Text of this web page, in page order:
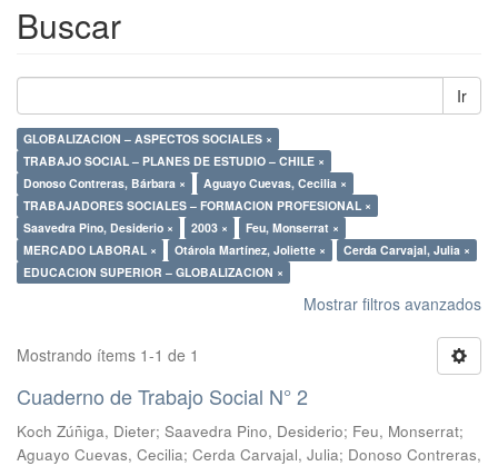
Buscar
Ir
GLOBALIZACION – ASPECTOS SOCIALES ×
TRABAJO SOCIAL – PLANES DE ESTUDIO – CHILE ×
Donoso Contreras, Bárbara ×
Aguayo Cuevas, Cecilia ×
TRABAJADORES SOCIALES – FORMACION PROFESIONAL ×
Saavedra Pino, Desiderio ×
2003 ×
Feu, Monserrat ×
MERCADO LABORAL ×
Otárola Martínez, Joliette ×
Cerda Carvajal, Julia ×
EDUCACION SUPERIOR – GLOBALIZACION ×
Mostrar filtros avanzados
Mostrando ítems 1-1 de 1
Cuaderno de Trabajo Social N° 2
Koch Zúñiga, Dieter; Saavedra Pino, Desiderio; Feu, Monserrat;
Aguayo Cuevas, Cecilia; Cerda Carvajal, Julia; Donoso Contreras,